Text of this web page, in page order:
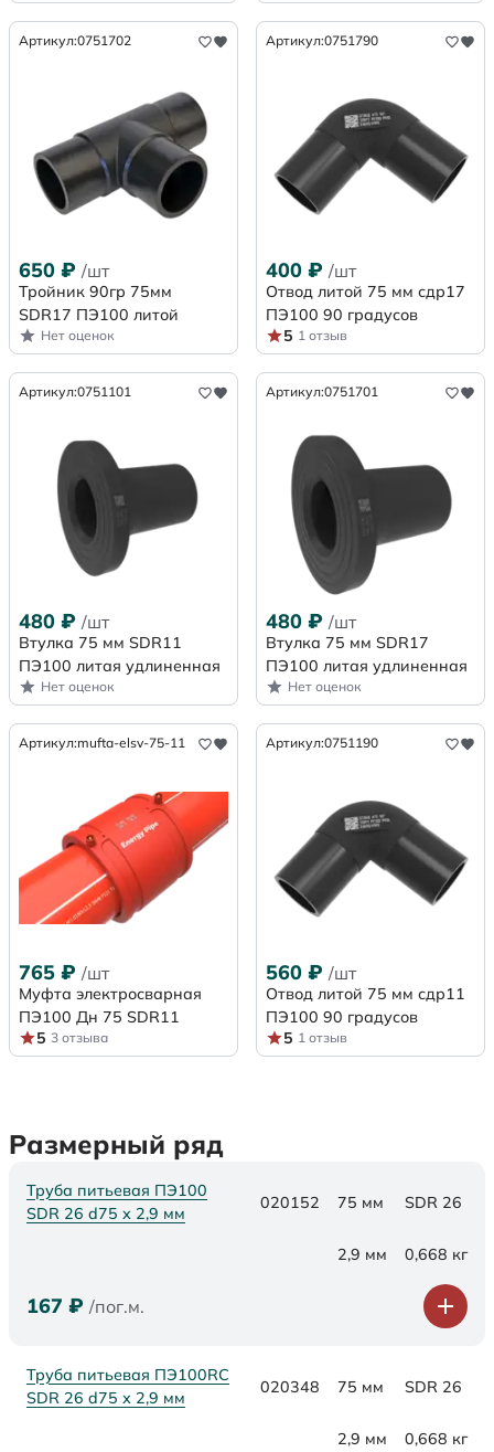
Артикул:0751702
650 ₽ /шт
Тройник 90гр 75мм
SDR17 ПЭ100 литой
Нет оценок
Артикул:0751790
400 ₽ /шт
Отвод литой 75 мм сдр17
ПЭ100 90 градусов
5 1 отзыв
Артикул:0751101
480 ₽ /шт
Втулка 75 мм SDR11
ПЭ100 литая удлиненная
Нет оценок
Артикул:0751701
480 ₽ /шт
Втулка 75 мм SDR17
ПЭ100 литая удлиненная
Нет оценок
Артикул:mufta-elsv-75-11
765 ₽ /шт
Муфта электросварная
ПЭ100 Дн 75 SDR11
5 3 отзыва
Артикул:0751190
560 ₽ /шт
Отвод литой 75 мм сдр11
ПЭ100 90 градусов
5 1 отзыв
Размерный ряд
Труба питьевая ПЭ100
SDR 26 d75 х 2,9 мм
020152 75 мм SDR 26
2,9 мм 0,668 кг
167 ₽ /пог.м.
Труба питьевая ПЭ100RC
SDR 26 d75 х 2,9 мм
020348 75 мм SDR 26
2,9 мм 0,668 кг